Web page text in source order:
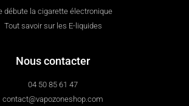
débute la cigarette électronique
Tout savoir sur les E-liquides
Nous contacter
04 50 85 61 47
contact@vapozoneshop.com